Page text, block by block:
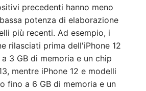
precedenti hanno meno
potenza di elaborazione
più recenti. Ad esempio, i
rilasciati prima dell'iPhone 12
3 GB di memoria e un chip
mentre iPhone 12 e modelli
fino a 6 GB di memoria e un